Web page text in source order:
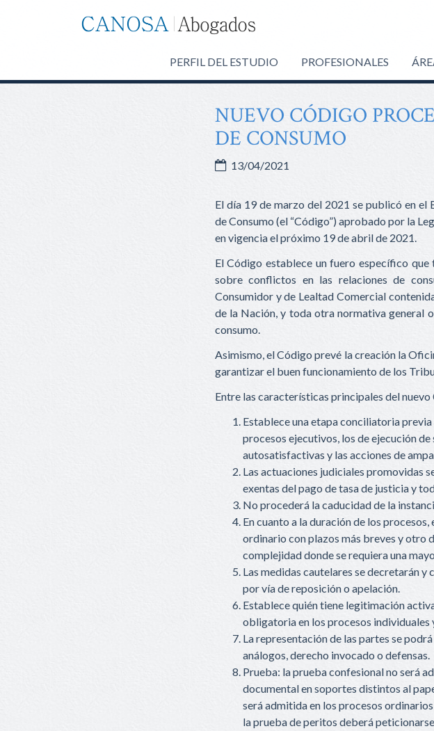
Canosa
Abogados
PERFIL DEL ESTUDIO PROFESIONALES
NUEVO CÓDIGO
DE CONSUMO
13/04/2021
El día 19 de marzo del 2021 se publicó en
de Consumo (el “Código”) aprobado por la
en vigencia el próximo 19 de abril de 2021.
El Código establece un fuero específico que
sobre conflictos en las relaciones de
Consumidor y de Lealtad Comercial
de la Nación, y toda otra normativa general
consumo.
Asimismo, el Código prevé la creación la
garantizar el buen funcionamiento de los
Entre las características principales del
Establece una etapa conciliatoria
procesos ejecutivos, los de ejecución
autosatisfactivas y las acciones de
Las actuaciones judiciales promovidas
exentas del pago de tasa de justicia y
No procederá la caducidad de la
En cuanto a la duración de los
ordinario con plazos más breves y otro
complejidad donde se requiera una
Las medidas cautelares se decretarán
por vía de reposición o apelación.
Establece quién tiene legitimación
obligatoria en los procesos individuales
La representación de las partes se
análogos, derecho invocado o defensas.
Prueba: la prueba confesional no será
documental en soportes distintos al
será admitida en los procesos
la prueba de peritos deberá